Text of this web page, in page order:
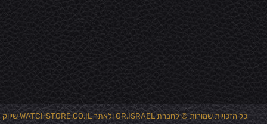
כל הזכויות שמורות ® לחברת OR.ISRAEL ולאתר WATCHSTORE.CO.IL שיווק